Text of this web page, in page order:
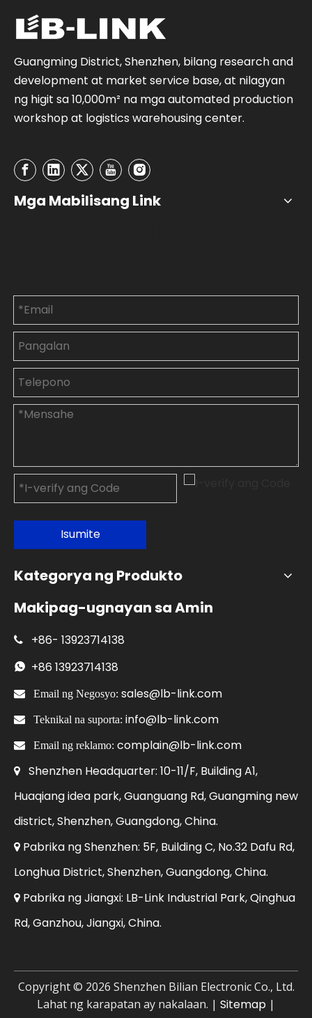
Guangming District, Shenzhen, bilang research and
development at market service base, at nilagyan
ng higit sa 10,000m² na mga automated production
workshop at logistics warehousing center.
Mga Mabilisang Link
Isumite
Kategorya ng Produkto
Makipag-ugnayan sa Amin
 +86- 13923714138
 +86 13923714138
 Email ng Negosyo: sales@lb-link.com
 Teknikal na suporta: info@lb-link.com
 Email ng reklamo: complain@lb-link.com
 Shenzhen Headquarter: 10-11/F, Building A1,
Huaqiang idea park, Guanguang Rd, Guangming new
district, Shenzhen, Guangdong, China.
 Pabrika ng Shenzhen: 5F, Building C, No.32 Dafu Rd,
Longhua District, Shenzhen, Guangdong, China.
 Pabrika ng Jiangxi: LB-Link Industrial Park, Qinghua
Rd, Ganzhou, Jiangxi, China.
Copyright © 2026 Shenzhen Bilian Electronic Co., Ltd.
Lahat ng karapatan ay nakalaan. | Sitemap |